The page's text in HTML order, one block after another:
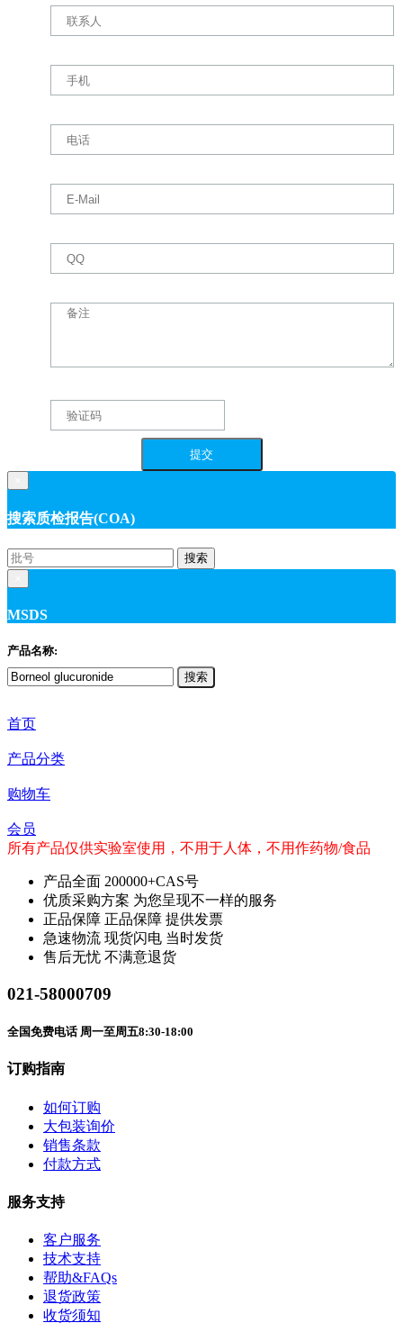
搜索质检报告(COA)
搜索
MSDS
产品名称:
搜索
首页
产品分类
购物车
会员
所有产品仅供实验室使用，不用于人体，不用作药物/食品
产品全面 200000+CAS号
优质采购方案 为您呈现不一样的服务
正品保障 正品保障 提供发票
急速物流 现货闪电 当时发货
售后无忧 不满意退货
021-58000709
全国免费电话 周一至周五8:30-18:00
订购指南
如何订购
大包装询价
销售条款
付款方式
服务支持
客户服务
技术支持
帮助&FAQs
退货政策
收货须知